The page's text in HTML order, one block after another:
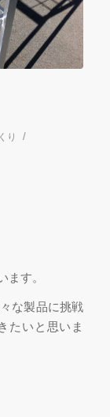
り /
ます。
な製品に挑戦
たいと思いま